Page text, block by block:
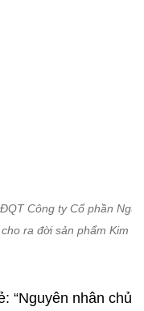
Công ty Cổ phần
ra đời sản phẩm Kim
“Nguyên nhân chủ